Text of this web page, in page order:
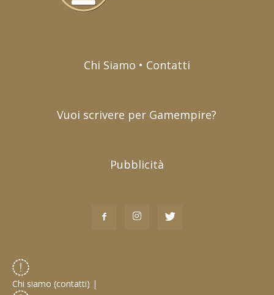
Chi Siamo • Contatti
Vuoi scrivere per Gamempire?
Pubblicità
Chi siamo (contatti) |